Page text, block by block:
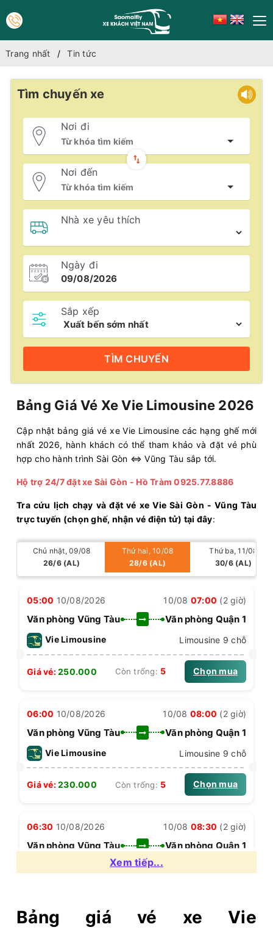
Trang nhất Tin tức
Tìm chuyến xe
Nơi đi
Nơi đến
Nhà xe yêu thích
Ngày đi
Sắp xếp
TÌM CHUYẾN
Bảng Giá Vé Xe Vie Limousine 2026
Cập nhật bảng giá vé xe Vie Limousine các hạng ghế mới
nhất 2026, hành khách có thể tham khảo và đặt vé phù
hợp cho hành trình Sài Gòn ⇔ Vũng Tàu sắp tới.
Hộ trợ 24/7 đặt xe Sài Gòn - Hồ Tràm 0925.77.8886
Tra cứu lịch chạy và đặt vé xe Vie Sài Gòn - Vũng Tàu
trực tuyến (chọn ghế, nhận vé điện tử) tại đây:
Chủ nhật, 09/08
26/6 (AL)
Thứ hai, 10/08
28/6 (AL)
Thứ ba, 11/08
30/6 (AL)
05:00 10/08/2026 10/08 07:00 (2 giờ)
Văn phòng Vũng Tàu Văn phòng Quận 1
Vie Limousine Limousine 9 chỗ
Giá vé:250.000 Còn trống: 5 Chọn mua
06:00 10/08/2026 10/08 08:00 (2 giờ)
Văn phòng Vũng Tàu Văn phòng Quận 1
Vie Limousine Limousine 9 chỗ
Giá vé:230.000 Còn trống: 5 Chọn mua
06:30 10/08/2026 10/08 08:30 (2 giờ)
Văn phòng Vũng Tàu Văn phòng Quận 1
Xem tiếp...
Bảng giá vé xe Vie